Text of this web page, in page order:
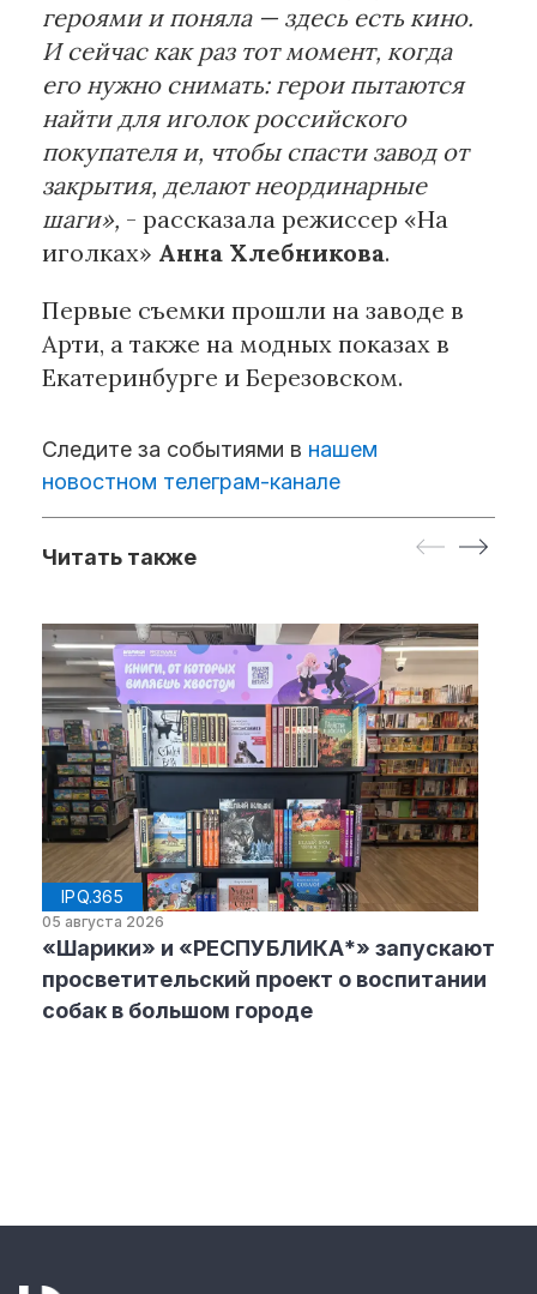
героями и поняла — здесь есть кино.
И сейчас как раз тот момент, когда
его нужно снимать: герои пытаются
найти для иголок российского
покупателя и, чтобы спасти завод от
закрытия, делают неординарные
шаги», - рассказала режиссер «На
иголках» Анна Хлебникова.
Первые съемки прошли на заводе в
Арти, а также на модных показах в
Екатеринбурге и Березовском.
Следите за событиями в нашем
новостном телеграм-канале
Читать также
IPQ.365
05 августа 2026
«Шарики» и «РЕСПУБЛИКА*» запускают
просветительский проект о воспитании
собак в большом городе